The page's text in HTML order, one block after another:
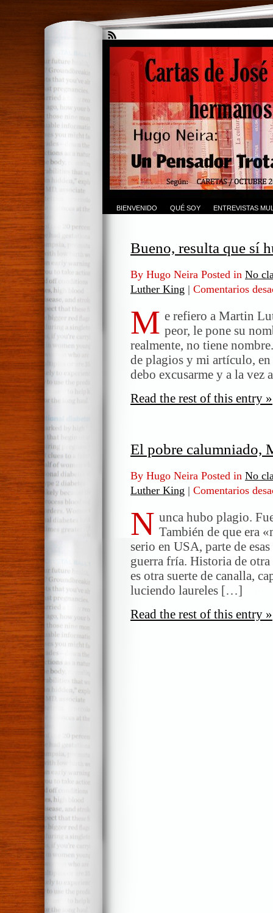
BIENVENIDO QUÉ SOY ENTREVISTAS
Bueno, resulta que sí
By Hugo Neira Posted in No
Luther King | Comentarios
M e refiero a Martin
peor, le pone su
realmente, no tiene
de plagios y mi artículo,
debo excusarme y a la
Read the rest of this entry »
El pobre calumniado,
By Hugo Neira Posted in No
Luther King | Comentarios
N unca hubo plagio.
También de que era
serio en USA, parte de
guerra fría. Historia de
es otra suerte de canalla,
luciendo laureles […]
Read the rest of this entry »